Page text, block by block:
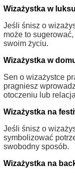
Wizażystka w
Jeśli śnisz o
może to
swoim życiu.
Wizażystka w
Sen o wizażystce
pragniesz
otoczeniu lub
Wizażystka na
Jeśli śnisz o
symbolizować
swobodny sposób.
Wizażystka na